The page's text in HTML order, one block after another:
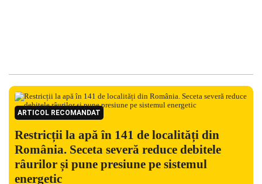
ARTICOL RECOMANDAT
Restricții la apă în 141 de localități din
România. Seceta severă reduce debitele
râurilor și pune presiune pe sistemul
energetic